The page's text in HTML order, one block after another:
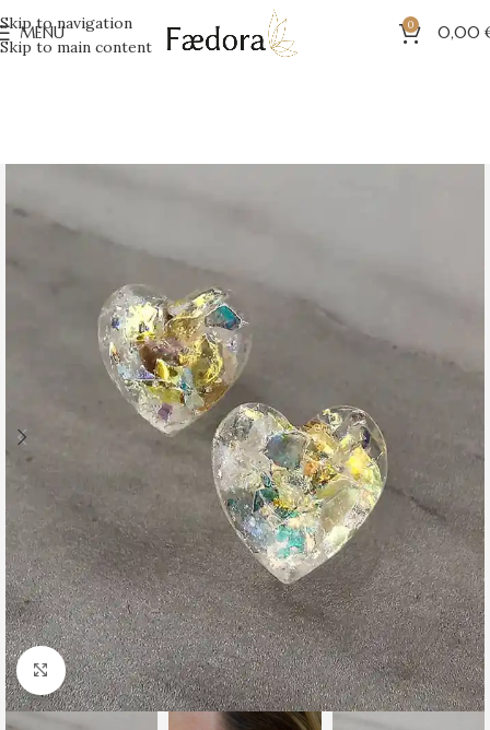
Skip to navigation
Skip to main content
MENU 0 0,00
Click to enlarge